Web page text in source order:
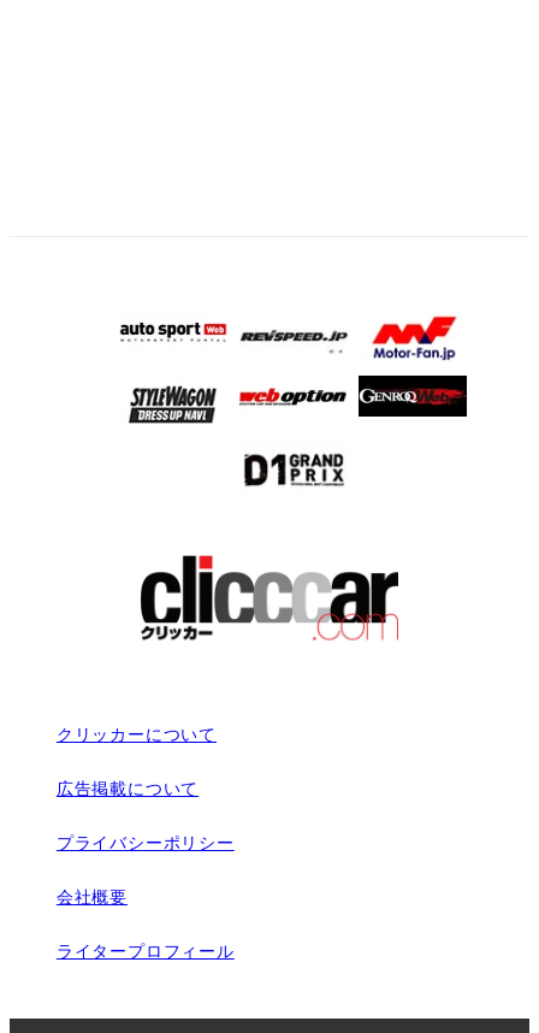
クリッカーについて
広告掲載について
プライバシーポリシー
会社概要
ライタープロフィール